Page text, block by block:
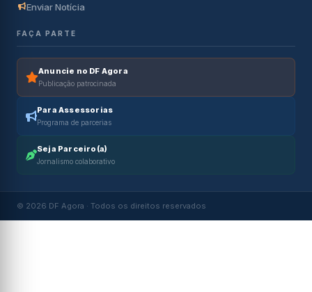
Enviar Notícia
FAÇA PARTE
Anuncie no DF Agora
Publicação patrocinada
Para Assessorias
Programa de parcerias
Seja Parceiro(a)
Jornalismo colaborativo
© 2026 DF Agora · Todos os direitos reservados